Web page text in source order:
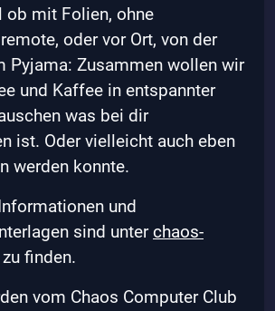
ob mit Folien, ohne
oder vor Ort, von der
Pyjama: Zusammen wollen wir
und Kaffee in entspannter
was bei dir
ist. Oder vielleicht auch eben
werden konnte.
und
sind unterchaos-
zu finden.
vom Chaos Computer Club